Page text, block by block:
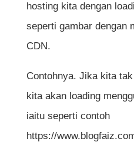
hosting kita dengan
seperti gambar dengan
CDN.
Contohnya. Jika kita
kita akan loading
iaitu seperti contoh
https://